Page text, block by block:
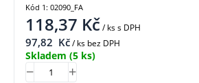
118,37 Kč/ kss DPH
97,82 Kč/ ks bez DPH
Skladem (5 ks)
Kód 1: 02090_FA